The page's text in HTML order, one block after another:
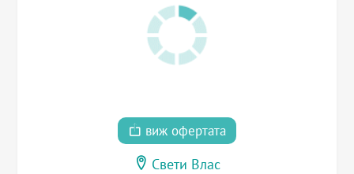
виж офертата
Свети Влас